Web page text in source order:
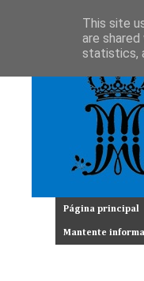
Página principal
Mantente
This site
are
statistics,